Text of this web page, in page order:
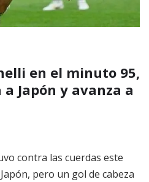
en el minuto 95,
Japón y avanza a
contra las cuerdas este
pero un gol de cabeza